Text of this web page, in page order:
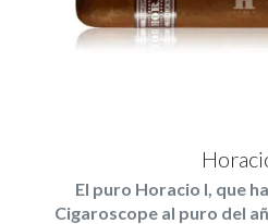
El puro Horacio I, que
Cigaroscope al puro del